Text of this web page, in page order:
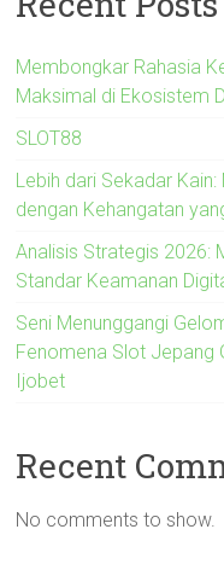
Membongkar Rahasia
Maksimal di Ekosistem
SLOT88
Lebih dari Sekadar
dengan Kehangatan
Analisis Strategis 2026:
Standar Keamanan
Seni Menunggangi
Fenomena Slot Jepang
Ijobet
Recent
No comments to show.